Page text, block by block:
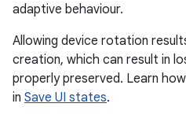
adaptive behaviour.
Allowing device rotation
creation, which can result in
properly preserved. Learn
in Save UI states.